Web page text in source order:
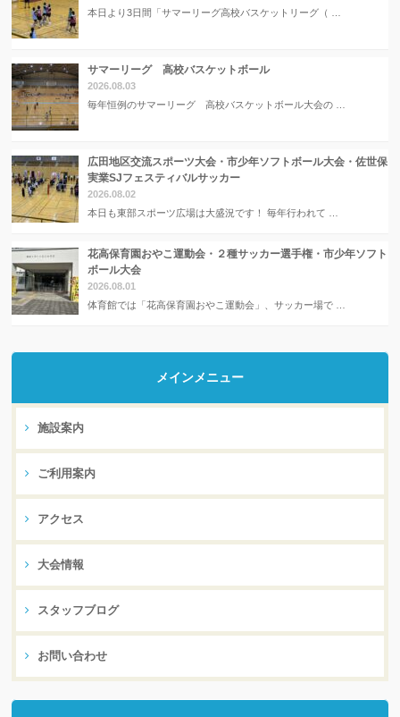
本日より3日間「サマーリーグ高校バスケットリーグ（ …
サマーリーグ 高校バスケットボール
2026.08.03
毎年恒例のサマーリーグ 高校バスケットボール大会の …
広田地区交流スポーツ大会・市少年ソフトボール大会・佐世保
実業SJフェスティバルサッカー
2026.08.02
本日も東部スポーツ広場は大盛況です！ 毎年行われて …
花高保育園おやこ運動会・２種サッカー選手権・市少年ソフト
ボール大会
2026.08.01
体育館では「花高保育園おやこ運動会」、サッカー場で …
メインメニュー
施設案内
ご利用案内
アクセス
大会情報
スタッフブログ
お問い合わせ